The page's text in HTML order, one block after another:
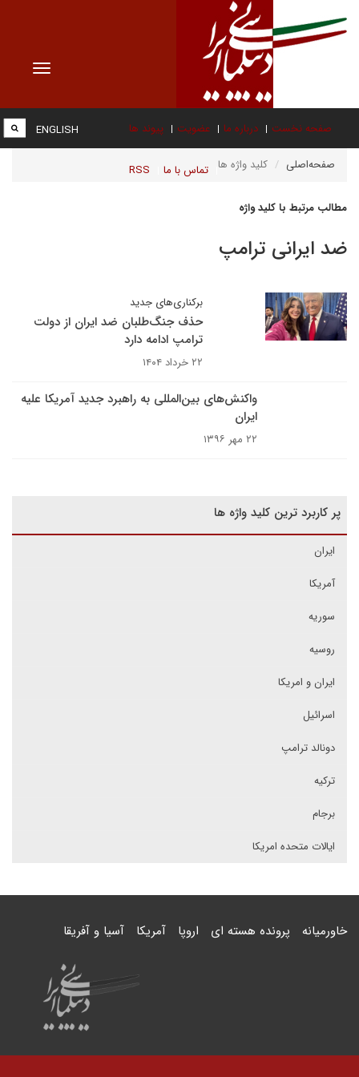
Toggle
صفحه نخست درباره ما عضویت پیوند ها
تماس با ما RSS
ENGLISH
صفحه‌اصلی کلید واژه ها
مطالب مرتبط با کلید واژه
ضد ایرانی ترامپ
برکناری‌های جدید
حذف جنگ‌طلبان ضد ایران از دولت
ترامپ ادامه دارد
۲۲ خرداد ۱۴۰۴
واکنش‌های بین‌المللی به راهبرد جدید آمریکا علیه
ایران
۲۲ مهر ۱۳۹۶
پر کاربرد ترین کلید واژه ها
ایران
آمریکا
سوریه
روسیه
ایران و امریکا
اسرائیل
دونالد ترامپ
ترکیه
برجام
ایالات متحده امریکا
خاورمیانه پرونده هسته ای اروپا آمریکا آسیا و آفریقا